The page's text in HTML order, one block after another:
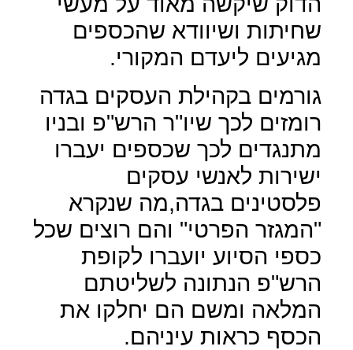
שחיתות ושיוודא שהכספים
מגיעים ליעדם המקורי.
גורמים בקהילת העסקים בגדה
רומזים לכך שיו"ר הרש"פ ובניו
מתנגדים לכך שכספים יעברו
ישירות לאנשי עסקים
פלסטינים בגדה,מה שנקרא
"המגזר הפרטי" והם רוצים שכל
כספי הסיוע יועברו לקופת
הרש"פ הנתונה לשליטתם
המלאה ומשם הם יחלקו את
הכסף כראות עיניהם.